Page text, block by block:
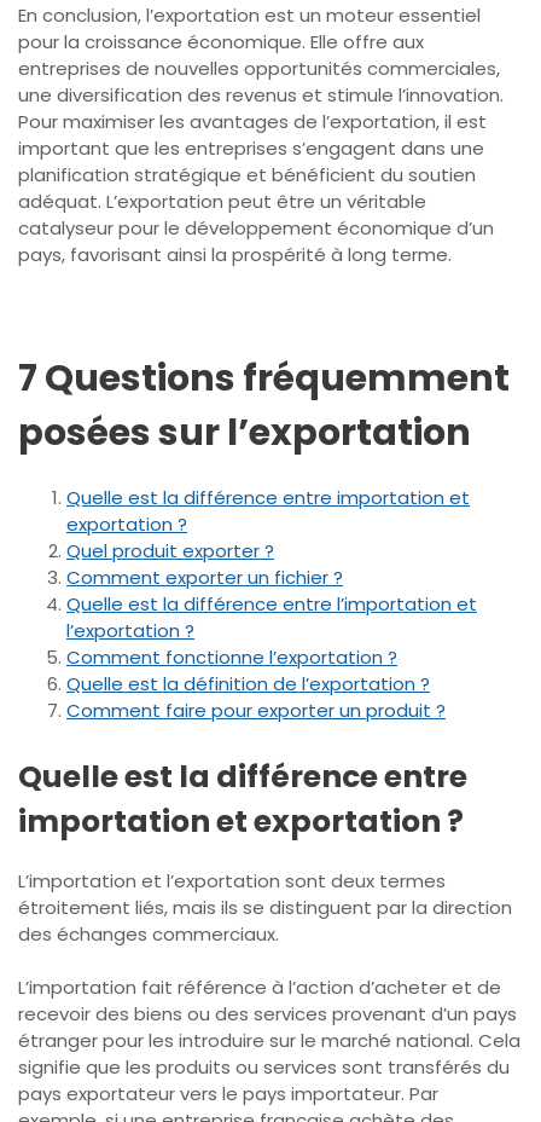
En conclusion, l’exportation est un moteur essentiel
pour la croissance économique. Elle offre aux
entreprises de nouvelles opportunités commerciales,
une diversification des revenus et stimule l’innovation.
Pour maximiser les avantages de l’exportation, il est
important que les entreprises s’engagent dans une
planification stratégique et bénéficient du soutien
adéquat. L’exportation peut être un véritable
catalyseur pour le développement économique d’un
pays, favorisant ainsi la prospérité à long terme.
7 Questions fréquemment
posées sur l’exportation
Quelle est la différence entre importation et
exportation ?
Quel produit exporter ?
Comment exporter un fichier ?
Quelle est la différence entre l’importation et
l’exportation ?
Comment fonctionne l’exportation ?
Quelle est la définition de l’exportation ?
Comment faire pour exporter un produit ?
Quelle est la différence entre
importation et exportation ?
L’importation et l’exportation sont deux termes
étroitement liés, mais ils se distinguent par la direction
des échanges commerciaux.
L’importation fait référence à l’action d’acheter et de
recevoir des biens ou des services provenant d’un pays
étranger pour les introduire sur le marché national. Cela
signifie que les produits ou services sont transférés du
pays exportateur vers le pays importateur. Par